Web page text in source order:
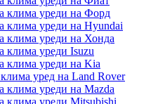
клима уреди на Форд
клима уреди на Hyundai
клима уреди на Хонда
клима уреди Isuzu
клима уреди на Kia
уред на Land Rover
клима уреди на Mazda
клима уреди Mitsubishi